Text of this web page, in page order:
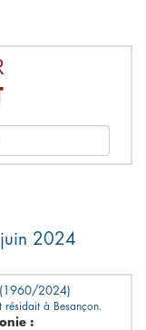
juin 2024
(1960/2024)
résidait à Besançon.
: